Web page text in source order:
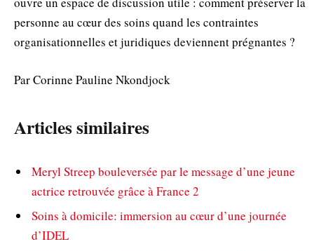
personne au cœur des soins quand les contraintes
organisationnelles et juridiques deviennent prégnantes ?
Par Corinne Pauline Nkondjock
Articles similaires
Meryl Streep bouleversée par le message d’une jeune
actrice retrouvée grâce à France 2
Soins à domicile: immersion au cœur d’une journée
d’IDEL